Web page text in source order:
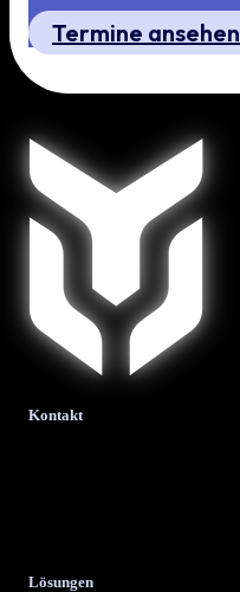
Termine ansehen
Kontakt
Lösungen